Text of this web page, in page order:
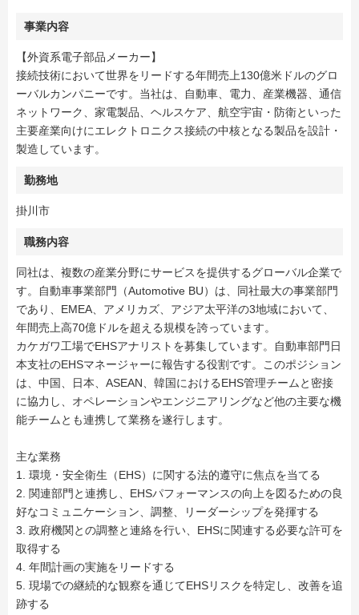
事業内容
【外資系電子部品メーカー】
接続技術において世界をリードする年間売上130億米ドルのグロ
ーバルカンパニーです。当社は、自動車、電力、産業機器、通信
ネットワーク、家電製品、ヘルスケア、航空宇宙・防衛といった
主要産業向けにエレクトロニクス接続の中核となる製品を設計・
製造しています。
勤務地
掛川市
職務内容
同社は、複数の産業分野にサービスを提供するグローバル企業で
す。自動車事業部門（Automotive BU）は、同社最大の事業部門
であり、EMEA、アメリカズ、アジア太平洋の3地域において、
年間売上高70億ドルを超える規模を誇っています。
カケガワ工場でEHSアナリストを募集しています。自動車部門日
本支社のEHSマネージャーに報告する役割です。このポジション
は、中国、日本、ASEAN、韓国におけるEHS管理チームと密接
に協力し、オペレーションやエンジニアリングなど他の主要な機
能チームとも連携して業務を遂行します。
主な業務
1. 環境・安全衛生（EHS）に関する法的遵守に焦点を当てる
2. 関連部門と連携し、EHSパフォーマンスの向上を図るための良
好なコミュニケーション、調整、リーダーシップを発揮する
3. 政府機関との調整と連絡を行い、EHSに関連する必要な許可を
取得する
4. 年間計画の実施をリードする
5. 現場での継続的な観察を通じてEHSリスクを特定し、改善を追
跡する